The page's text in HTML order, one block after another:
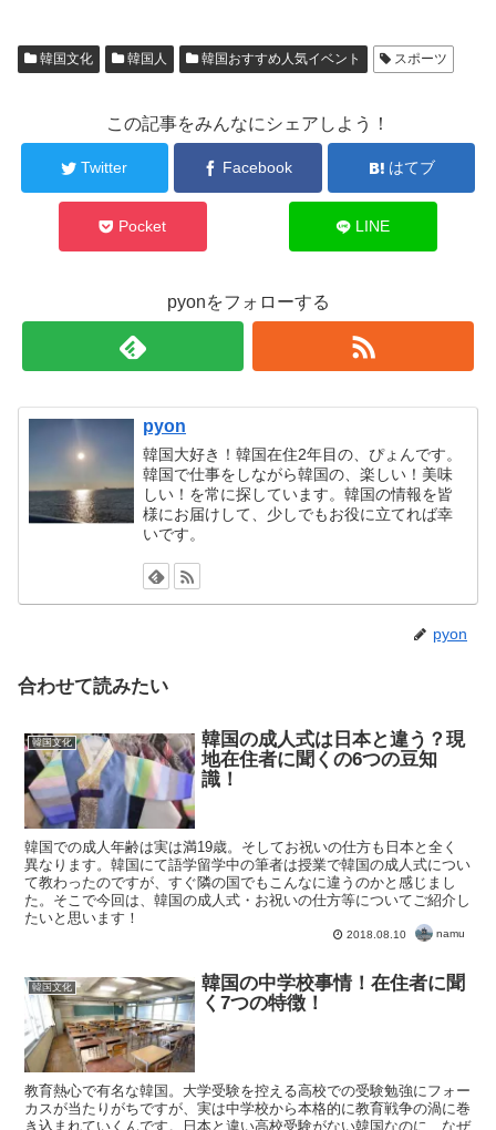
韓国文化 韓国人 韓国おすすめ人気イベント スポーツ
この記事をみんなにシェアしよう！
Twitter Facebook はてブ
Pocket LINE
pyonをフォローする
pyon
韓国大好き！韓国在住2年目の、ぴょんです。
韓国で仕事をしながら韓国の、楽しい！美味
しい！を常に探しています。韓国の情報を皆
様にお届けして、少しでもお役に立てれば幸
いです。
pyon
合わせて読みたい
韓国文化
韓国の成人式は日本と違う？現
地在住者に聞くの6つの豆知
識！
韓国での成人年齢は実は満19歳。そしてお祝いの仕方も日本と全く
異なります。韓国にて語学留学中の筆者は授業で韓国の成人式につい
て教わったのですが、すぐ隣の国でもこんなに違うのかと感じまし
た。そこで今回は、韓国の成人式・お祝いの仕方等についてご紹介し
たいと思います！
2018.08.10 namu
韓国文化
韓国の中学校事情！在住者に聞
く7つの特徴！
教育熱心で有名な韓国。大学受験を控える高校での受験勉強にフォー
カスが当たりがちですが、実は中学校から本格的に教育戦争の渦に巻
き込まれていくんです。日本と違い高校受験がない韓国なのに、なぜ